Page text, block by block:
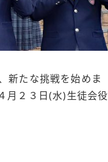
新たな挑戦を始めま
月２３日(水)生徒会役